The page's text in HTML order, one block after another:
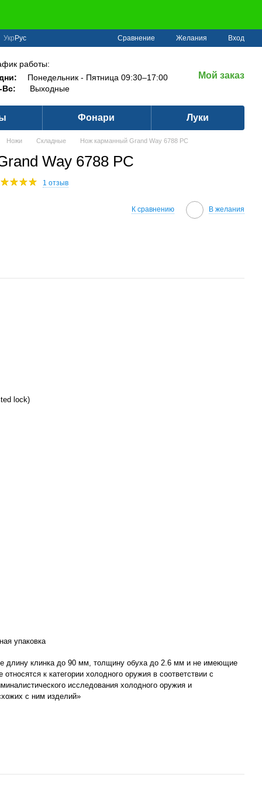
Укр Рус Сравнение Желания Вход
работы:
Понедельник - Пятница 09:30–17:00
Вс:
Выходные
Мой заказ
Фонари Луки
Ножи Складные Нож карманный Grand Way 6788 PC
Way 6788 PC
1 отзыв
К сравнению В желания
lock)
упаковка
длину клинка до 90 мм, толщину обуха до 2.6 мм и не имеющие
относятся к категории холодного оружия в соответствии с
исследования холодного оружия и
с ним изделий»